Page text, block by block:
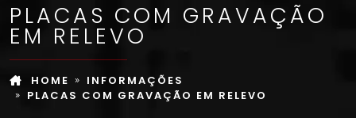
PLACAS COM GRAVAÇÃO
EM RELEVO
HOME
INFORMAÇÕES
PLACAS COM GRAVAÇÃO EM RELEVO